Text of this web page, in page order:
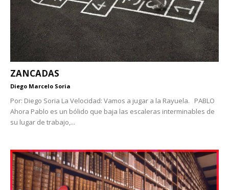
ZANCADAS
Diego Marcelo Soria
Por: Diego Soria La Velocidad: Vamos a jugar a la Rayuela. PABLO
Ahora Pablo es un bólido que baja las escaleras interminables de
su lugar de trabajo,...